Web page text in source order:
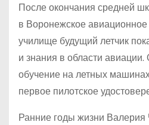
После окончания средней
в Воронежское
училище будущий летчик
и знания в области
обучение на летных
первое пилотское
Ранние годы жизни